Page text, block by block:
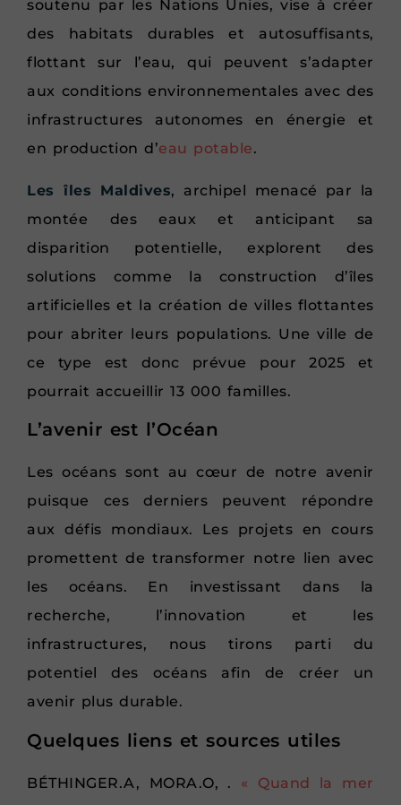
soutenu par les Nations Unies, vise à créer
des habitats durables et autosuffisants,
flottant sur l’eau, qui peuvent s’adapter
aux conditions environnementales avec des
infrastructures autonomes en énergie et
en production d’eau potable.
Les îles Maldives, archipel menacé par la
montée des eaux et anticipant sa
disparition potentielle, explorent des
solutions comme la construction d’îles
artificielles et la création de villes flottantes
pour abriter leurs populations. Une ville de
ce type est donc prévue pour 2025 et
pourrait accueillir 13 000 familles.
L’avenir est l’Océan
Les océans sont au cœur de notre avenir
puisque ces derniers peuvent répondre
aux défis mondiaux. Les projets en cours
promettent de transformer notre lien avec
les océans. En investissant dans la
recherche, l’innovation et les
infrastructures, nous tirons parti du
potentiel des océans afin de créer un
avenir plus durable.
Quelques liens et sources utiles
BÉTHINGER.A, MORA.O, . « Quand la mer